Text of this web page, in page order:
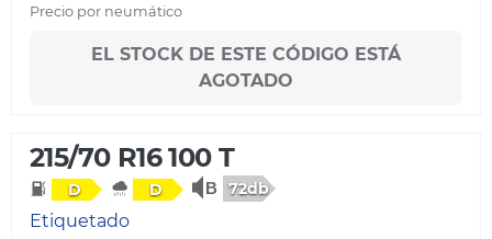
Precio por neumático
EL STOCK DE ESTE CÓDIGO ESTÁ
AGOTADO
215/70 R16 100 T
D D 72db
Etiquetado